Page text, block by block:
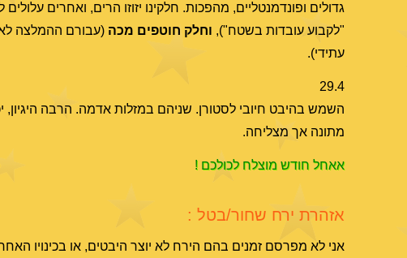
גדולים ופונדמנטליים, מהפכות. חלקינו יזוזו הרים, ואחרים
"לקבוע עובדות בשטח"), וחלק חוטפים מכה (עבורם ההמלצה לא
עתידי).
29.4
השמש בהיבט חיובי לסטורן. שניהם במזלות אדמה. הרבה
מתונה אך מצליחה.
אאחל חודש מוצלח לכולכם !
אזהרת ירח שחור/בטל :